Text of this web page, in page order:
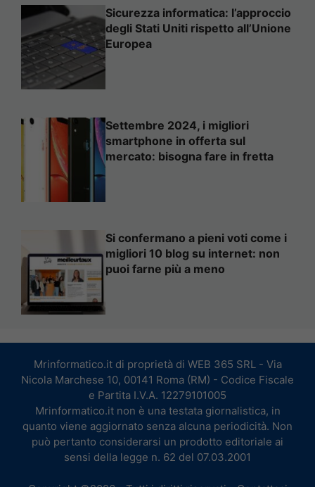
Sicurezza informatica: l’approccio
degli Stati Uniti rispetto all’Unione
Europea
Settembre 2024, i migliori
smartphone in offerta sul
mercato: bisogna fare in fretta
Si confermano a pieni voti come i
migliori 10 blog su internet: non
puoi farne più a meno
Mrinformatico.it di proprietà di WEB 365 SRL - Via
Nicola Marchese 10, 00141 Roma (RM) - Codice Fiscale
e Partita I.V.A. 12279101005
Mrinformatico.it non è una testata giornalistica, in
quanto viene aggiornato senza alcuna periodicità. Non
può pertanto considerarsi un prodotto editoriale ai
sensi della legge n. 62 del 07.03.2001